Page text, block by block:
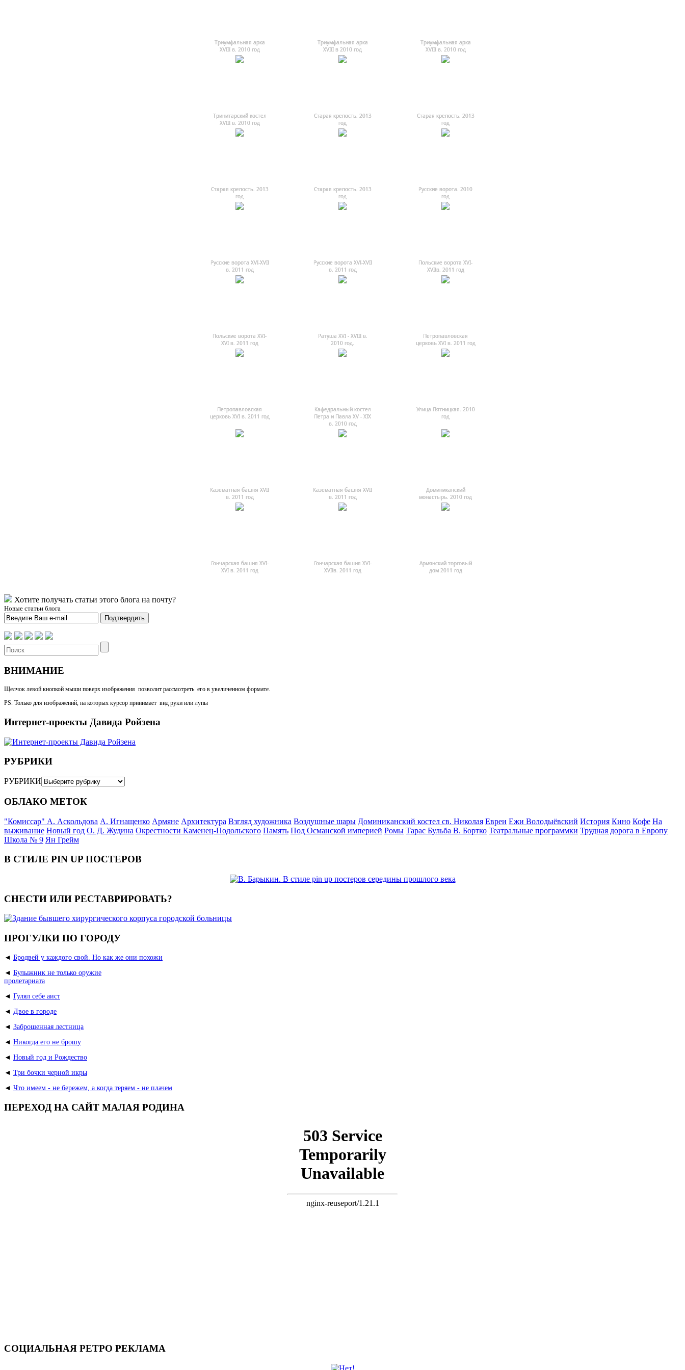
Триумфальная арка
ХVIII в. 2010 год
Триумфальная арка
ХVIII в 2010 год
Триумфальная арка
ХVIII в. 2010 год
Тринитарский костел
ХVIII в. 2010 год
Старая крепость. 2013
год
Старая крепость. 2013
год
Старая крепость. 2013
год
Старая крепость. 2013
год
Русские ворота. 2010
год
Русские ворота XVI-XVII
в. 2011 год
Русские ворота XVI-XVII
в. 2011 год
Польские ворота XVI-
XVIIв. 2011 год
Польские ворота XVI-
XVI в. 2011 год
Ратуша ХVI - ХVIII в.
2010 год.
Петропавловская
церковь XVI в. 2011 год
Петропавловская
церковь XVI в. 2011 год
Кафедральный костел
Петра и Павла ХV - ХIХ
в. 2010 год
Улица Пятницкая. 2010
год
Казематная башня ХVII
в. 2011 год
Казематная башня ХVII
в. 2011 год
Доминиканский
монастырь. 2010 год
Гончарская башня XVI-
XVI в. 2011 год
Гончарская башня XVI-
XVIIв. 2011 год
Армянский торговый
дом 2011 год
Хотите получать статьи этого блога на почту?
Новые статьи блога
Подтвердить
ВНИМАНИЕ
Щелчок левой кнопкой мыши поверх изображения позволит рассмотреть его в увеличенном формате.
PS. Только для изображений, на которых курсор принимает вид руки или лупы
Интернет-проекты Давида Ройзена
РУБРИКИ
РУБРИКИ
ОБЛАКО МЕТОК
"Комиссар" А. Аскольдова А. Игнащенко Армяне Архитектура Взгляд художника Воздушные шары Доминиканский костел св. Николая Евреи Ежи Володыёвский История Кино Кофе На
выживание Новый год О. Д. Жудина Окрестности Каменец-Подольского Память Под Османской империей Ромы Тарас Бульба В. Бортко Театральные программки Трудная дорога в Европу
Школа № 9 Ян Грейм
В СТИЛЕ PIN UP ПОСТЕРОВ
СНЕСТИ ИЛИ РЕСТАВРИРОВАТЬ?
ПРОГУЛКИ ПО ГОРОДУ
◄ Бродвей у каждого свой. Но как же они похожи
◄ Булыжник не только оружие
пролетариата
◄ Гулял себе аист
◄ Двое в городе
◄ Заброшенная лестница
◄ Никогда его не брошу
◄ Новый год и Рождество
◄ Три бочки черной икры
◄ Что имеем - не бережем, а когда теряем - не плачем
ПЕРЕХОД НА САЙТ МАЛАЯ РОДИНА
СОЦИАЛЬНАЯ РЕТРО РЕКЛАМА